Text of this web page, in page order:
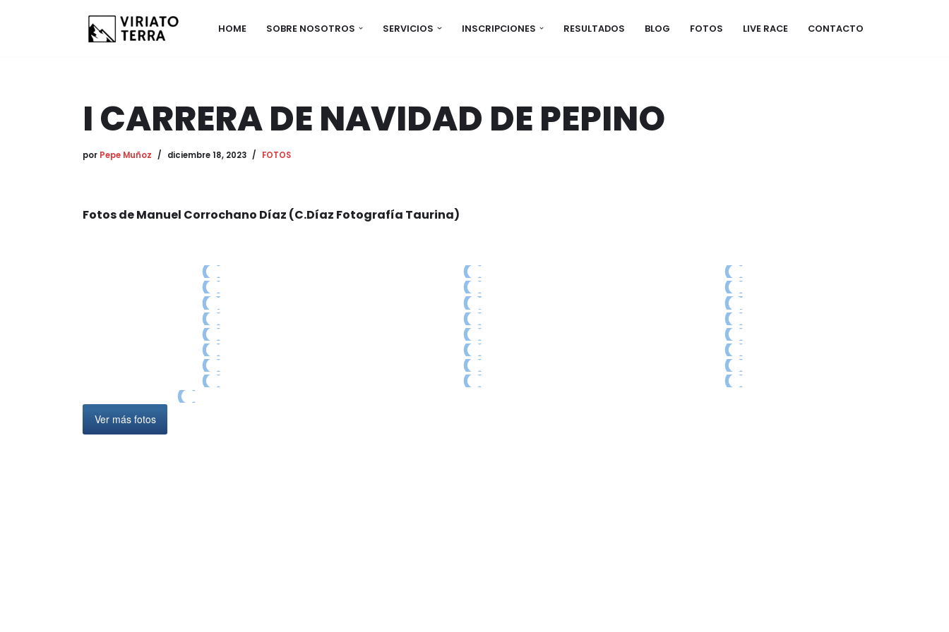
HOME SOBRE NOSOTROS SERVICIOS INSCRIPCIONES RESULTADOS BLOG FOTOS LIVE RACE CONTACTO
I CARRERA DE NAVIDAD DE PEPINO
por Pepe Muñoz diciembre 18, 2023 FOTOS
Fotos de Manuel Corrochano Díaz (C.Díaz Fotografía Taurina)
Ver más fotos